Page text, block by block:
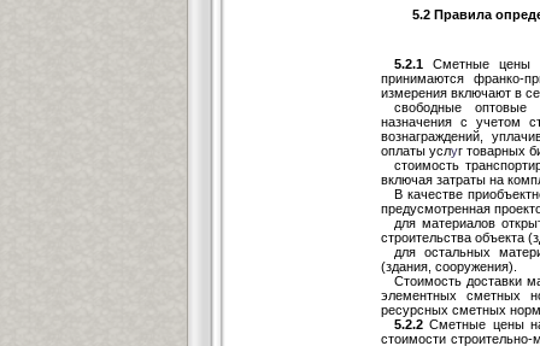
5.2 Правила
5.2.1 Сметные цены
принимаются франко-
измерения включают в
свободные оптовые
назначения с учетом
вознаграждений,
оплаты услуг товарных
стоимость
включая затраты на
В качестве
предусмотренная
для материалов
строительства объекта
для остальных
(здания, сооружения).
Стоимость доставки
элементных сметных
ресурсных сметных
5.2.2 Сметные цены
стоимости